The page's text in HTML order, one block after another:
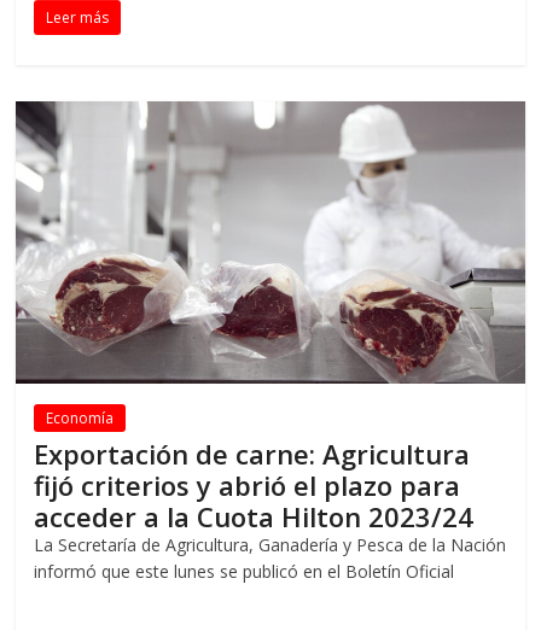
Leer más
Economía
Exportación de carne: Agricultura
fijó criterios y abrió el plazo para
acceder a la Cuota Hilton 2023/24
La Secretaría de Agricultura, Ganadería y Pesca de la Nación
informó que este lunes se publicó en el Boletín Oficial